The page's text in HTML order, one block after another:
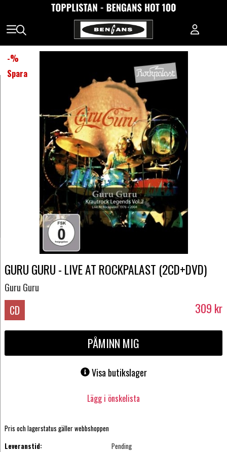
-%
Spara
GURU GURU - LIVE AT ROCKPALAST (2CD+DVD)
Guru Guru
CD 309 kr
PÅMINN MIG
Visa butikslager
Lägg i önskelista
Pris och lagerstatus gäller webbshoppen
Leveranstid:
Pending